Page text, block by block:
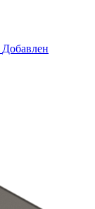
Добавлен